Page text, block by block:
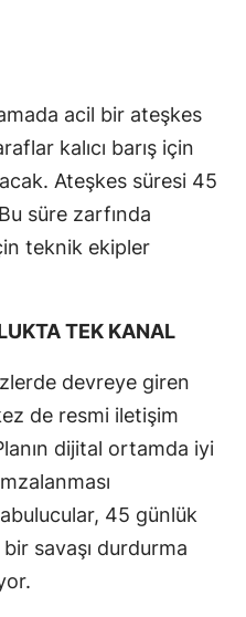
acil bir ateşkes
kalıcı barış için
Ateşkes süresi 45
süre zarfında
teknik ekipler
TEK KANAL
devreye giren
de resmi iletişim
dijital ortamda iyi
45 günlük
bir savaşı durdurma